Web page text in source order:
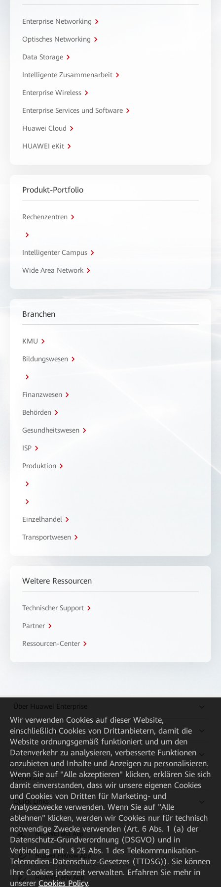
Enterprise Networking
Optisches Networking
Data Storage
Intelligente Zusammenarbeit
Enterprise Wireless
Enterprise Services und Software
Huawei Cloud
HUAWEI eKit
Produkt-Portfolio
Rechenzentren
Intelligenter Campus
Wide Area Network
Branchen
KMU
Bildungswesen
Finanzwesen
Behörden
Gesundheitswesen
ISP
Produktion
Einzelhandel
Transportwesen
Weitere Ressourcen
Technischer Support
Partner
Ressourcen-Center
Über Huawei Enterprise
Kaufanleitung
Partner
Ressourcen
Quick Links
HUAWEI eKit App
Huawei HiKnow App
HUAWEI eFly App
Wir verwenden Cookies auf dieser Website,
einschließlich Cookies von Drittanbietern, damit die
Website ordnungsgemäß funktioniert und um den
Datenverkehr zu analysieren, verbesserte Funktionen
anzubieten und Inhalte und Anzeigen zu personalisieren.
Wenn Sie auf "Alle akzeptieren" klicken, erklären Sie sich
damit einverstanden, dass wir unsere eigenen Cookies
und Cookies von Dritten für Marketing- und
Analysezwecke verwenden. Wenn Sie auf "Alle
ablehnen" klicken, werden wir Cookies nur für technisch
notwendige Zwecke verwenden (Art. 6 Abs. 1 (a) der
Datenschutz-Grundverordnung (DSGVO) und in
Verbindung mit . § 25 Abs. 1 des Telekommunikation-
Telemedien-Datenschutz-Gesetzes (TTDSG)). Sie können
Ihre Cookies jederzeit verwalten. Erfahren Sie mehr in
unserer Cookies Policy.